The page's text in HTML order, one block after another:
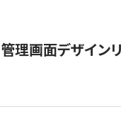
管理画面デザイン